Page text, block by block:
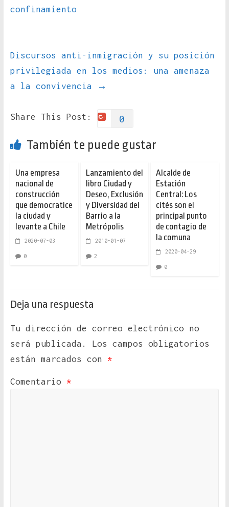
confinamiento
Discursos anti-inmigración y su posición
privilegiada en los medios: una amenaza
a la convivencia
→
Share This Post: 0
También te puede gustar
Una empresa
nacional de
construcción
que democratice
la ciudad y
levante a Chile
2020-07-03
0
Lanzamiento del
libro Ciudad y
Deseo, Exclusión
y Diversidad del
Barrio a la
Metrópolis
2010-01-07
2
Alcalde de
Estación
Central: Los
cités son el
principal punto
de contagio de
la comuna
2020-04-29
0
Deja una respuesta
Tu dirección de correo electrónico no
será publicada.
Los campos obligatorios
están marcados con *
Comentario *